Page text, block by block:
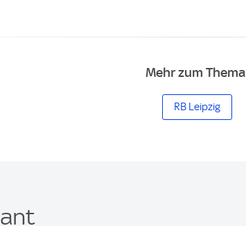
Mehr zum
RB Leipzig